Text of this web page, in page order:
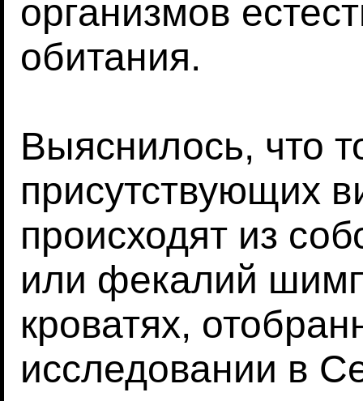
организмов
обитания.
Выяснилось, что
присутствующих
происходят из
или фекалий
кроватях,
исследовании в